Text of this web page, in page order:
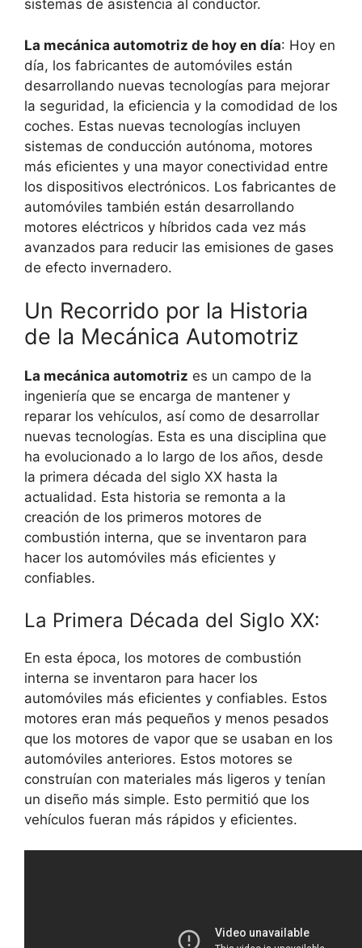
sistemas de asistencia al conductor.
La mecánica automotriz de hoy en día: Hoy en
día, los fabricantes de automóviles están
desarrollando nuevas tecnologías para mejorar
la seguridad, la eficiencia y la comodidad de los
coches. Estas nuevas tecnologías incluyen
sistemas de conducción autónoma, motores
más eficientes y una mayor conectividad entre
los dispositivos electrónicos. Los fabricantes de
automóviles también están desarrollando
motores eléctricos y híbridos cada vez más
avanzados para reducir las emisiones de gases
de efecto invernadero.
Un Recorrido por la Historia
de la Mecánica Automotriz
La mecánica automotriz es un campo de la
ingeniería que se encarga de mantener y
reparar los vehículos, así como de desarrollar
nuevas tecnologías. Esta es una disciplina que
ha evolucionado a lo largo de los años, desde
la primera década del siglo XX hasta la
actualidad. Esta historia se remonta a la
creación de los primeros motores de
combustión interna, que se inventaron para
hacer los automóviles más eficientes y
confiables.
La Primera Década del Siglo XX:
En esta época, los motores de combustión
interna se inventaron para hacer los
automóviles más eficientes y confiables. Estos
motores eran más pequeños y menos pesados
que los motores de vapor que se usaban en los
automóviles anteriores. Estos motores se
construían con materiales más ligeros y tenían
un diseño más simple. Esto permitió que los
vehículos fueran más rápidos y eficientes.